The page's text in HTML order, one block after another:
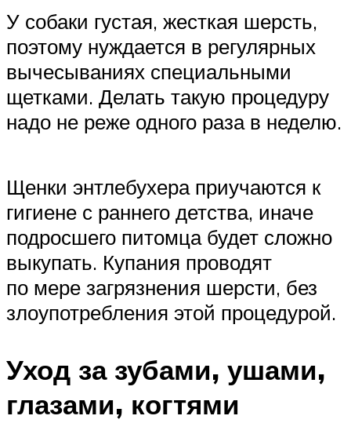
У собаки густая, жесткая шерсть,
поэтому нуждается в регулярных
вычесываниях специальными
щетками. Делать такую процедуру
надо не реже одного раза в неделю.
Щенки энтлебухера приучаются к
гигиене с раннего детства, иначе
подросшего питомца будет сложно
выкупать. Купания проводят
по мере загрязнения шерсти, без
злоупотребления этой процедурой.
Уход за зубами, ушами,
глазами, когтями